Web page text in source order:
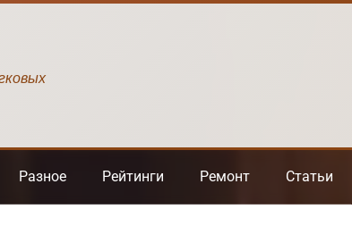
Разное Рейтинги Ремонт Статьи